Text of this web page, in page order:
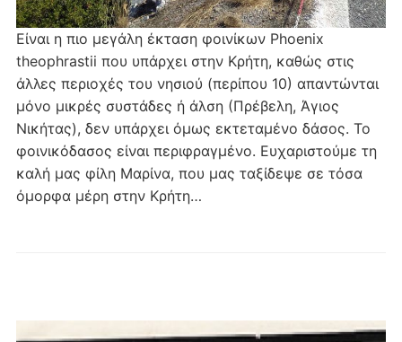
Είναι η πιο μεγάλη έκταση φοινίκων Phoenix
theophrastii που υπάρχει στην Κρήτη, καθώς στις
άλλες περιοχές του νησιού (περίπου 10) απαντώνται
μόνο μικρές συστάδες ή άλση (Πρέβελη, Άγιος
Νικήτας), δεν υπάρχει όμως εκτεταμένο δάσος. Το
φοινικόδασος είναι περιφραγμένο. Ευχαριστούμε τη
καλή μας φίλη Μαρίνα, που μας ταξίδεψε σε τόσα
όμορφα μέρη στην Κρήτη…